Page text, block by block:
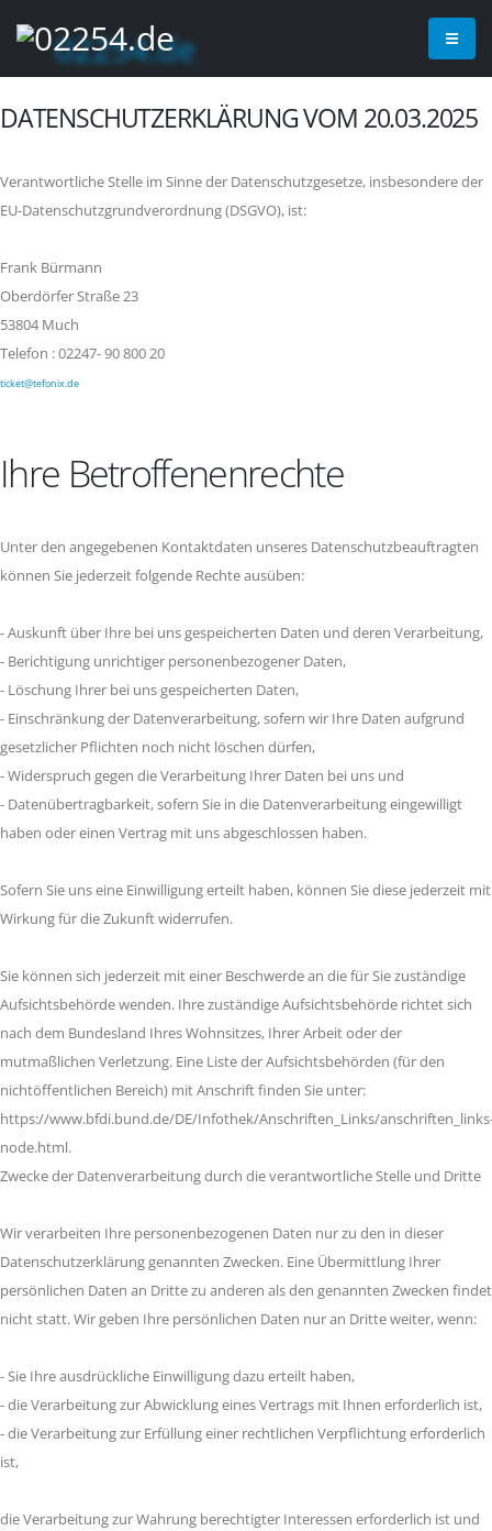
DATENSCHUTZERKLÄRUNG VOM 20.03.2025
Verantwortliche Stelle im Sinne der Datenschutzgesetze, insbesondere der
EU-Datenschutzgrundverordnung (DSGVO), ist:
Frank Bürmann
Oberdörfer Straße 23
53804 Much
Telefon : 02247- 90 800 20
ticket@tefonix.de
Ihre Betroffenenrechte
Unter den angegebenen Kontaktdaten unseres Datenschutzbeauftragten
können Sie jederzeit folgende Rechte ausüben:
- Auskunft über Ihre bei uns gespeicherten Daten und deren Verarbeitung,
- Berichtigung unrichtiger personenbezogener Daten,
- Löschung Ihrer bei uns gespeicherten Daten,
- Einschränkung der Datenverarbeitung, sofern wir Ihre Daten aufgrund
gesetzlicher Pflichten noch nicht löschen dürfen,
- Widerspruch gegen die Verarbeitung Ihrer Daten bei uns und
- Datenübertragbarkeit, sofern Sie in die Datenverarbeitung eingewilligt
haben oder einen Vertrag mit uns abgeschlossen haben.
Sofern Sie uns eine Einwilligung erteilt haben, können Sie diese jederzeit mit
Wirkung für die Zukunft widerrufen.
Sie können sich jederzeit mit einer Beschwerde an die für Sie zuständige
Aufsichtsbehörde wenden. Ihre zuständige Aufsichtsbehörde richtet sich
nach dem Bundesland Ihres Wohnsitzes, Ihrer Arbeit oder der
mutmaßlichen Verletzung. Eine Liste der Aufsichtsbehörden (für den
nichtöffentlichen Bereich) mit Anschrift finden Sie unter:
https://www.bfdi.bund.de/DE/Infothek/Anschriften_Links/
node.html.
Zwecke der Datenverarbeitung durch die verantwortliche Stelle und Dritte
Wir verarbeiten Ihre personenbezogenen Daten nur zu den in dieser
Datenschutzerklärung genannten Zwecken. Eine Übermittlung Ihrer
persönlichen Daten an Dritte zu anderen als den genannten Zwecken findet
nicht statt. Wir geben Ihre persönlichen Daten nur an Dritte weiter, wenn:
- Sie Ihre ausdrückliche Einwilligung dazu erteilt haben,
- die Verarbeitung zur Abwicklung eines Vertrags mit Ihnen erforderlich ist,
- die Verarbeitung zur Erfüllung einer rechtlichen Verpflichtung erforderlich
ist,
die Verarbeitung zur Wahrung berechtigter Interessen erforderlich ist und